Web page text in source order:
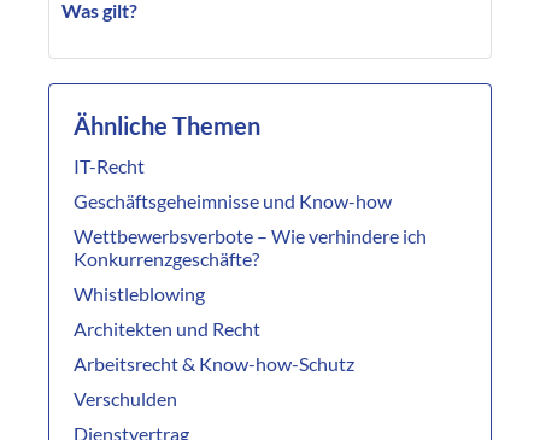
Was gilt?
Ähnliche Themen
IT-Recht
Geschäftsgeheimnisse und Know-how
Wettbewerbsverbote – Wie verhindere ich
Konkurrenzgeschäfte?
Whistleblowing
Architekten und Recht
Arbeitsrecht & Know-how-Schutz
Verschulden
Dienstvertrag